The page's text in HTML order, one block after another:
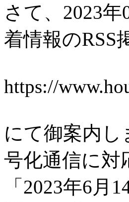
さて、2023
着情報のRSS
https://
にて御案内
号化通信に対
「2023年6